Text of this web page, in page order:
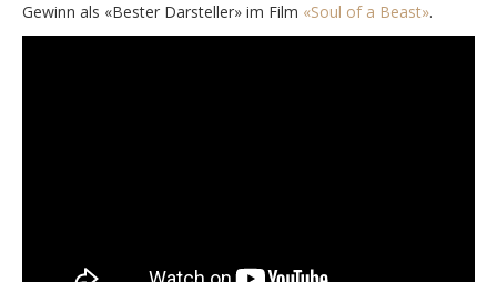
Gewinn als «Bester Darsteller» im Film «Soul of a Beast».